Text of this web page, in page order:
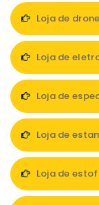
Loja de
Loja de
Loja de
Loja de
Loja de